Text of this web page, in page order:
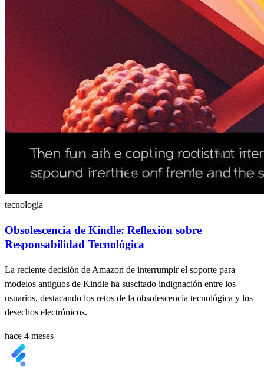
tecnología
Obsolescencia de Kindle: Reflexión sobre
Responsabilidad Tecnológica
La reciente decisión de Amazon de interrumpir el soporte para
modelos antiguos de Kindle ha suscitado indignación entre los
usuarios, destacando los retos de la obsolescencia tecnológica y los
desechos electrónicos.
hace 4 meses